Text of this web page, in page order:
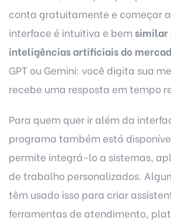
conta gratuitamente e começar
interface é intuitiva e bem similar
inteligências artificiais do
GPT ou Gemini: você digita sua
recebe uma resposta em tempo
Para quem quer ir além da
programa também está
permite integrá-lo a sistemas,
de trabalho personalizados.
têm usado isso para criar
ferramentas de atendimento,